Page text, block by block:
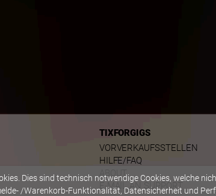
TIXFORGIGS
VORVERKAUFSSTELLEN
HILFE/FAQ
ABOUT
E-MAIL AN SUPPORT
Dies sind technisch notwendige Cookies, welche
/Warenkorb-Funktionalität, Datensicherheit und